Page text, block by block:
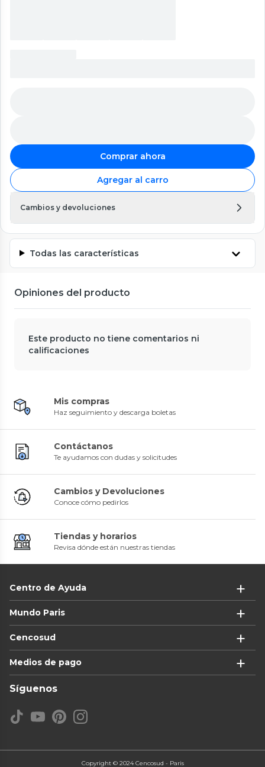
Comprar ahora
Agregar al carro
Cambios y devoluciones
Todas las características
Opiniones del producto
Este producto no tiene comentarios ni
calificaciones
Mis compras
Haz seguimiento y descarga boletas
Contáctanos
Te ayudamos con dudas y solicitudes
Cambios y Devoluciones
Conoce cómo pedirlos
Tiendas y horarios
Revisa dónde están nuestras tiendas
Centro de Ayuda
Mundo Paris
Cencosud
Medios de pago
Síguenos
Copyright © 2024 Cencosud - Paris